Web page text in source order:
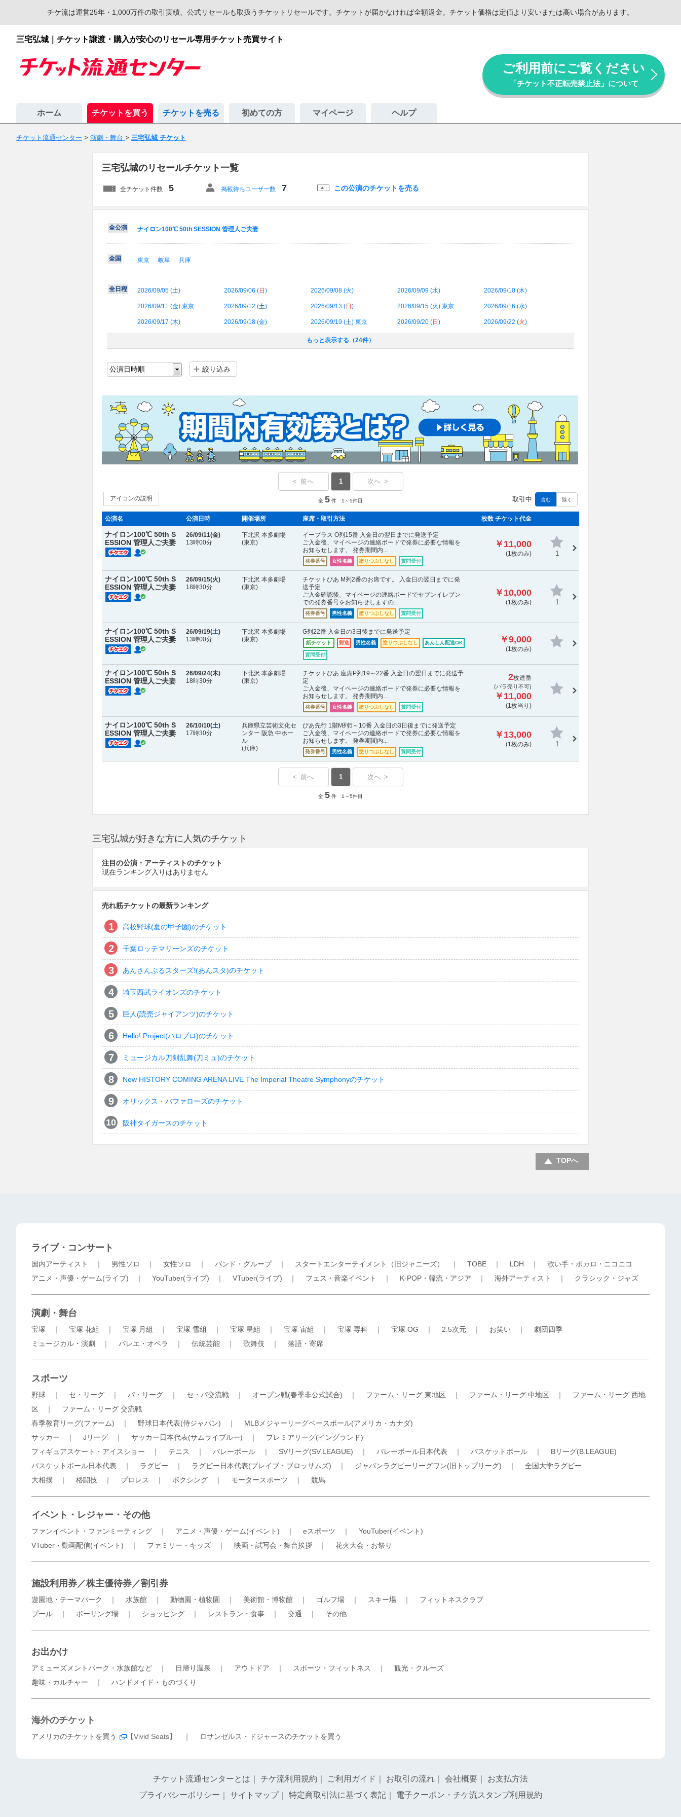
チケ流は運営25年・1,000万件の取引実績、公式リセールも取扱うチケットリセールです。チケットが届かなければ全額返金。チケット価格は定価より安いまたは高い場合があります。
三宅弘城｜チケット譲渡・購入が安心のリセール専用チケット売買サイト
ご利用前にご覧ください
「チケット不正転売禁止法」について
ホーム チケットを買う チケットを売る 初めての方 マイページ ヘルプ
チケット流通センター > 演劇・舞台 > 三宅弘城 チケット
三宅弘城のリセールチケット一覧
全チケット件数 5 掲載待ちユーザー数 7 この公演のチケットを売る
全公演 ナイロン100℃ 50th SESSION 管理人ご夫妻
全国 東京 岐阜 兵庫
全日程 2026/09/05 (土) 2026/09/06 (日 ) 2026/09/08 (火) 2026/09/09 (水) 2026/09/10 (木)
2026/09/11 (金) 東京 2026/09/12 (土) 2026/09/13 (日 ) 2026/09/15 (火) 東京 2026/09/16 (水)
2026/09/17 (木) 2026/09/18 (金) 2026/09/19 (土) 東京 2026/09/20 (日 ) 2026/09/22 (火)
もっと表示する（24件）
絞り込み
アイコンの説明 取引中 含む 除く
< 前へ 1 次へ >
全 5 件 1～5件目
公演名 公演日時 開催場所 座席・取引方法 枚数 チケット代金
ナイロン100℃ 50th S
ESSION 管理人ご夫妻
26/09/11(金)
13時00分
下北沢 本多劇場
(東京)
イープラス O列15番 入金日の翌日までに発送予定
ご入金後、マイページの連絡ボードで発券に必要な情報を
お知らせします。 発券期間内...
発券番号 女性名義 塗りつぶしなし 質問受付
￥11,000
(1枚のみ) 1
ナイロン100℃ 50th S
ESSION 管理人ご夫妻
26/09/15(火)
18時30分
下北沢 本多劇場
(東京)
チケットぴあ M列2番のお席です。 入金日の翌日までに発
送予定
ご入金確認後、マイページの連絡ボードでセブンイレブン
での発券番号をお知らせしますの...
発券番号 男性名義 塗りつぶしなし 質問受付
￥10,000
(1枚のみ) 1
ナイロン100℃ 50th S
ESSION 管理人ご夫妻
26/09/19(土)
13時00分
下北沢 本多劇場
(東京)
G列22番 入金日の3日後までに発送予定
紙チケット 郵送 男性名義 塗りつぶしなし あんしん配送OK
質問受付
￥9,000
(1枚のみ)
ナイロン100℃ 50th S
ESSION 管理人ご夫妻
26/09/24(木)
18時30分
下北沢 本多劇場
(東京)
チケットぴあ 座席P列19～22番 入金日の翌日までに発送予
定
ご入金後、マイページの連絡ボードで発券に必要な情報を
お知らせします。 発券期間内...
発券番号 女性名義 塗りつぶしなし 質問受付
2枚連番
(バラ売り不可)
￥11,000
(1枚当り)
ナイロン100℃ 50th S
ESSION 管理人ご夫妻
26/10/10(土)
17時30分
兵庫県立芸術文化セ
ンター 阪急 中ホー
ル
(兵庫)
ぴあ先行 1階M列5～10番 入金日の3日後までに発送予定
ご入金後、マイページの連絡ボードで発券に必要な情報を
お知らせします。 発券期間内...
発券番号 男性名義 塗りつぶしなし 質問受付
￥13,000
(1枚のみ) 1
< 前へ 1 次へ >
全 5 件 1～5件目
三宅弘城が好きな方に人気のチケット
注目の公演・アーティストのチケット
現在ランキング入りはありません
売れ筋チケットの最新ランキング
高校野球(夏の甲子園)のチケット
千葉ロッテマリーンズのチケット
あんさんぶるスターズ!(あんスタ)のチケット
埼玉西武ライオンズのチケット
巨人(読売ジャイアンツ)のチケット
Hello! Project(ハロプロ)のチケット
ミュージカル刀剣乱舞(刀ミュ)のチケット
New HISTORY COMING ARENA LIVE The Imperial Theatre Symphonyのチケット
オリックス・バファローズのチケット
阪神タイガースのチケット
TOPへ
ライブ・コンサート
国内アーティスト ｜ 男性ソロ ｜ 女性ソロ ｜ バンド・グループ｜ スタートエンターテイメント（旧ジャニーズ） ｜ TOBE ｜ LDH ｜ 歌い手・ボカロ・ニコニコ
アニメ・声優・ゲーム(ライブ) ｜ YouTuber(ライブ) ｜ VTuber(ライブ) ｜ フェス・音楽イベント ｜ K-POP・韓流・アジア ｜ 海外アーティスト ｜ クラシック・ジャズ
演劇・舞台
宝塚 ｜ 宝塚 花組 ｜ 宝塚 月組 ｜ 宝塚 雪組 ｜ 宝塚 星組 ｜ 宝塚 宙組 ｜ 宝塚 専科 ｜ 宝塚 OG ｜ 2.5次元 ｜ お笑い ｜ 劇団四季
ミュージカル・演劇
｜ バレエ・オペラ ｜ 伝統芸能 ｜ 歌舞伎 ｜ 落語・寄席
スポーツ
野球 ｜ セ・リーグ ｜ パ・リーグ ｜ セ・パ交流戦 ｜ オープン戦(春季非公式試合) ｜ ファーム・リーグ 東地区 ｜ ファーム・リーグ 中地区 ｜ ファーム・リーグ 西地
区 ｜ ファーム・リーグ 交流戦
春季教育リーグ(ファーム) ｜ 野球日本代表(侍ジャパン) ｜ MLBメジャーリーグベースボール(アメリカ・カナダ)
サッカー ｜ Jリーグ ｜ サッカー日本代表(サムライブルー) ｜ プレミアリーグ(イングランド)
フィギュアスケート・アイスショー ｜ テニス ｜ バレーボール ｜ SVリーグ(SV.LEAGUE) ｜ バレーボール日本代表 ｜ バスケットボール ｜ Bリーグ(B.LEAGUE)
バスケットボール日本代表 ｜ ラグビー ｜ ラグビー日本代表(ブレイブ・ブロッサムズ) ｜ ジャパンラグビーリーグワン(旧トップリーグ) ｜ 全国大学ラグビー
大相撲 ｜ 格闘技 ｜ プロレス ｜ ボクシング ｜ モータースポーツ ｜ 競馬
イベント・レジャー・その他
ファンイベント・ファンミーティング ｜ アニメ・声優・ゲーム(イベント) ｜ eスポーツ ｜ YouTuber(イベント)
VTuber・動画配信(イベント) ｜ ファミリー・キッズ ｜ 映画・試写会・舞台挨拶 ｜ 花火大会・お祭り
施設利用券／株主優待券／割引券
遊園地・テーマパーク ｜ 水族館 ｜ 動物園・植物園 ｜ 美術館・博物館 ｜ ゴルフ場 ｜ スキー場 ｜ フィットネスクラブ
プール ｜ ボーリング場 ｜ ショッピング ｜ レストラン・食事 ｜ 交通 ｜ その他
お出かけ
アミューズメントパーク・水族館など ｜ 日帰り温泉 ｜ アウトドア ｜ スポーツ・フィットネス ｜ 観光・クルーズ
趣味・カルチャー ｜ ハンドメイド・ものづくり
海外のチケット
アメリカのチケットを買う 【Vivid Seats】 ｜ ロサンゼルス・ドジャースのチケットを買う
チケット流通センターとは チケ流利用規約 ご利用ガイド お取引の流れ 会社概要
お支払方法
プライバシーポリシー
サイトマップ｜ 特定商取引法に基づく表記 電子クーポン・チケ流スタンプ利用規約